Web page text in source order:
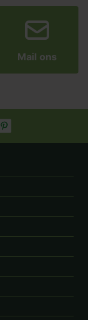
Mail ons
Instagram
op Twitter
op